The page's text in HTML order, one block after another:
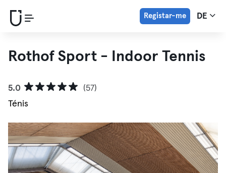
Registar-me DE
Rothof Sport - Indoor Tennis
5.0
(57)
Ténis